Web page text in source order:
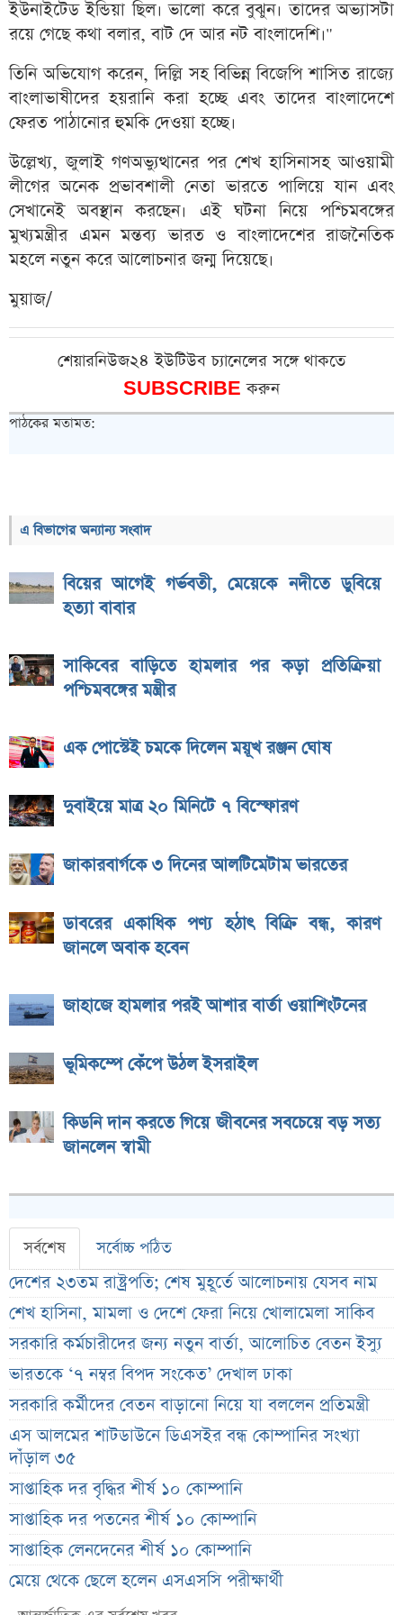
ইউনাইটেড ইন্ডিয়া ছিল। ভালো করে বুঝুন। তাদের অভ্যাসটা
রয়ে গেছে কথা বলার, বাট দে আর নট বাংলাদেশি।"
তিনি অভিযোগ করেন, দিল্লি সহ বিভিন্ন বিজেপি শাসিত রাজ্যে
বাংলাভাষীদের হয়রানি করা হচ্ছে এবং তাদের বাংলাদেশে
ফেরত পাঠানোর হুমকি দেওয়া হচ্ছে।
উল্লেখ্য, জুলাই গণঅভ্যুত্থানের পর শেখ হাসিনাসহ আওয়ামী
লীগের অনেক প্রভাবশালী নেতা ভারতে পালিয়ে যান এবং
সেখানেই অবস্থান করছেন। এই ঘটনা নিয়ে পশ্চিমবঙ্গের
মুখ্যমন্ত্রীর এমন মন্তব্য ভারত ও বাংলাদেশের রাজনৈতিক
মহলে নতুন করে আলোচনার জন্ম দিয়েছে।
মুয়াজ/
শেয়ারনিউজ২৪ ইউটিউব চ্যানেলের সঙ্গে থাকতে
SUBSCRIBEকরুন
পাঠকের মতামত:
এ বিভাগের অন্যান্য সংবাদ
বিয়ের আগেই গর্ভবতী, মেয়েকে নদীতে ডুবিয়ে
হত্যা বাবার
সাকিবের বাড়িতে হামলার পর কড়া প্রতিক্রিয়া
পশ্চিমবঙ্গের মন্ত্রীর
এক পোস্টেই চমকে দিলেন ময়ূখ রঞ্জন ঘোষ
দুবাইয়ে মাত্র ২০ মিনিটে ৭ বিস্ফোরণ
জাকারবার্গকে ৩ দিনের আলটিমেটাম ভারতের
ডাবরের একাধিক পণ্য হঠাৎ বিক্রি বন্ধ, কারণ
জানলে অবাক হবেন
জাহাজে হামলার পরই আশার বার্তা ওয়াশিংটনের
ভূমিকম্পে কেঁপে উঠল ইসরাইল
কিডনি দান করতে গিয়ে জীবনের সবচেয়ে বড় সত্য
জানলেন স্বামী
সর্বশেষ সর্বোচ্চ পঠিত
দেশের ২৩তম রাষ্ট্রপতি; শেষ মুহূর্তে আলোচনায় যেসব নাম
শেখ হাসিনা, মামলা ও দেশে ফেরা নিয়ে খোলামেলা সাকিব
সরকারি কর্মচারীদের জন্য নতুন বার্তা, আলোচিত বেতন ইস্যু
ভারতকে ‘৭ নম্বর বিপদ সংকেত’ দেখাল ঢাকা
সরকারি কর্মীদের বেতন বাড়ানো নিয়ে যা বললেন প্রতিমন্ত্রী
এস আলমের শাটডাউনে ডিএসইর বন্ধ কোম্পানির সংখ্যা
দাঁড়াল ৩৫
সাপ্তাহিক দর বৃদ্ধির শীর্ষ ১০ কোম্পানি
সাপ্তাহিক দর পতনের শীর্ষ ১০ কোম্পানি
সাপ্তাহিক লেনদেনের শীর্ষ ১০ কোম্পানি
মেয়ে থেকে ছেলে হলেন এসএসসি পরীক্ষার্থী